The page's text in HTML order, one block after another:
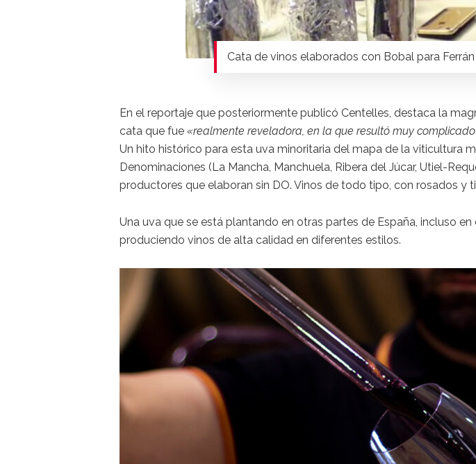
Cata de vinos elaborados con Bobal para
En el reportaje que posteriormente publicó Centelles, destaca la
cata que fue «realmente reveladora, en la que resultó muy
Un hito histórico para esta uva minoritaria del mapa de la viticultura
Denominaciones (La Mancha, Manchuela, Ribera del Júcar, Utiel-
productores que elaboran sin DO. Vinos de todo tipo, con rosados y
Una uva que se está plantando en otras partes de España, incluso
produciendo vinos de alta calidad en diferentes estilos.